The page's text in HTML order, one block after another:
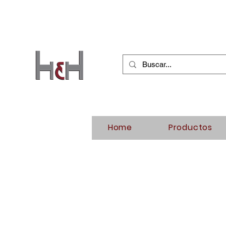
Home Productos